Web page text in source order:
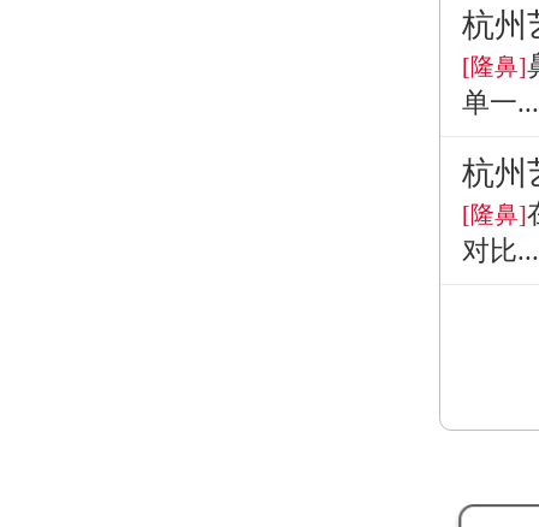
杭州
[隆鼻]
单一...
杭州
[隆鼻]
对比...